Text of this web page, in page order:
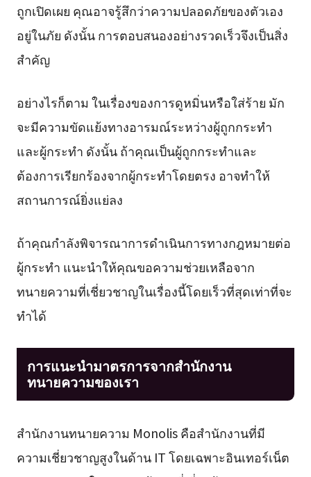
ถูกเปิดเผย คุณอาจรู้สึกว่าความปลอดภัยของตัวเอง
อยู่ในภัย ดังนั้น การตอบสนองอย่างรวดเร็วจึงเป็นสิ่ง
สำคัญ
อย่างไรก็ตาม ในเรื่องของการดูหมิ่นหรือใส่ร้าย มัก
จะมีความขัดแย้งทางอารมณ์ระหว่างผู้ถูกกระทำ
และผู้กระทำ ดังนั้น ถ้าคุณเป็นผู้ถูกกระทำและ
ต้องการเรียกร้องจากผู้กระทำโดยตรง อาจทำให้
สถานการณ์ยิ่งแย่ลง
ถ้าคุณกำลังพิจารณาการดำเนินการทางกฎหมายต่อ
ผู้กระทำ แนะนำให้คุณขอความช่วยเหลือจาก
ทนายความที่เชี่ยวชาญในเรื่องนี้โดยเร็วที่สุดเท่าที่จะ
ทำได้
การแนะนำมาตรการจากสำนักงาน
ทนายความของเรา
สำนักงานทนายความ Monolis คือสำนักงานที่มี
ความเชี่ยวชาญสูงในด้าน IT โดยเฉพาะอินเทอร์เน็ต